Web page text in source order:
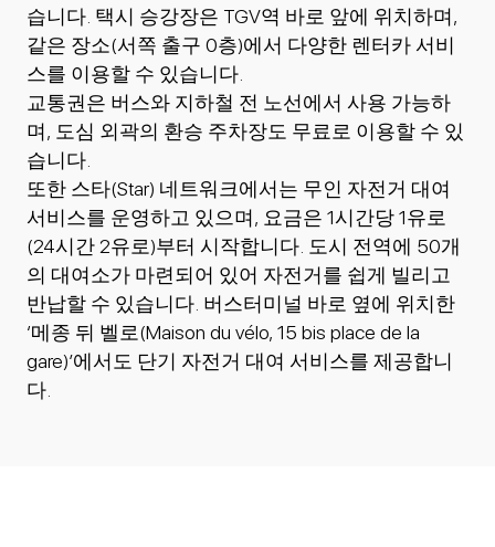
습니다. 택시 승강장은 TGV역 바로 앞에 위치하며,
같은 장소(서쪽 출구 0층)에서 다양한 렌터카 서비
스를 이용할 수 있습니다.
교통권은 버스와 지하철 전 노선에서 사용 가능하
며, 도심 외곽의 환승 주차장도 무료로 이용할 수 있
습니다.
또한 스타(Star) 네트워크에서는 무인 자전거 대여
서비스를 운영하고 있으며, 요금은 1시간당 1유로
(24시간 2유로)부터 시작합니다. 도시 전역에 50개
의 대여소가 마련되어 있어 자전거를 쉽게 빌리고
반납할 수 있습니다. 버스터미널 바로 옆에 위치한
‘메종 뒤 벨로(Maison du vélo, 15 bis place de la
gare)’에서도 단기 자전거 대여 서비스를 제공합니
다.